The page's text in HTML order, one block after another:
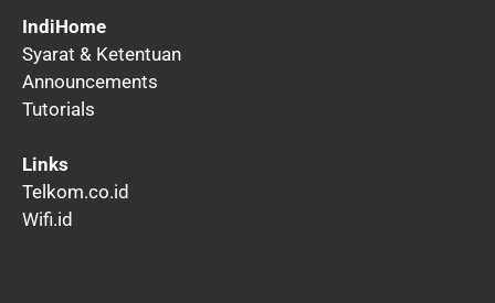
IndiHome
Syarat & Ketentuan
Announcements
Tutorials
Links
Telkom.co.id
Wifi.id